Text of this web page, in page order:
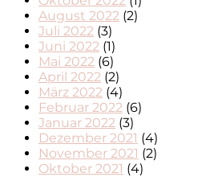
August 2022 (2)
Juli 2022 (3)
Juni 2022 (1)
Mai 2022 (6)
April 2022 (2)
März 2022 (4)
Februar 2022 (6)
Januar 2022 (3)
Dezember 2021 (4)
November 2021 (2)
Oktober 2021 (4)